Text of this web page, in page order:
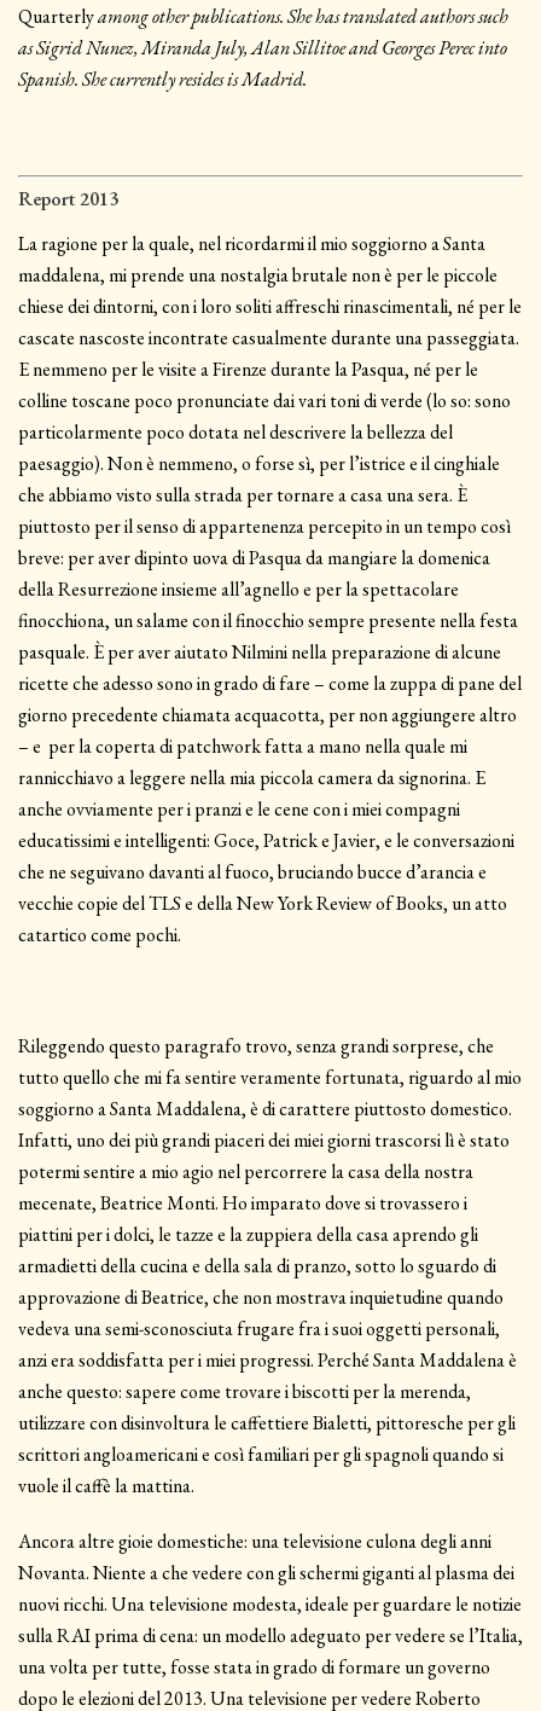
Quarterlyamong other publications. She has translated authors such
as Sigrid Nunez, Miranda July, Alan Sillitoe and Georges Perec into
Spanish. She currently resides is Madrid.
Report 2013
La ragione per la quale, nel ricordarmi il mio soggiorno a Santa
maddalena, mi prende una nostalgia brutale non è per le piccole
chiese dei dintorni, con i loro soliti affreschi rinascimentali, né per le
cascate nascoste incontrate casualmente durante una passeggiata.
E nemmeno per le visite a Firenze durante la Pasqua, né per le
colline toscane poco pronunciate dai vari toni di verde (lo so: sono
particolarmente poco dotata nel descrivere la bellezza del
paesaggio). Non è nemmeno, o forse sì, per l’istrice e il cinghiale
che abbiamo visto sulla strada per tornare a casa una sera. È
piuttosto per il senso di appartenenza percepito in un tempo così
breve: per aver dipinto uova di Pasqua da mangiare la domenica
della Resurrezione insieme all’agnello e per la spettacolare
finocchiona, un salame con il finocchio sempre presente nella festa
pasquale. È per aver aiutato Nilmini nella preparazione di alcune
ricette che adesso sono in grado di fare – come la zuppa di pane del
giorno precedente chiamata acquacotta, per non aggiungere altro
– e per la coperta di patchwork fatta a mano nella quale mi
rannicchiavo a leggere nella mia piccola camera da signorina. E
anche ovviamente per i pranzi e le cene con i miei compagni
educatissimi e intelligenti: Goce, Patrick e Javier, e le conversazioni
che ne seguivano davanti al fuoco, bruciando bucce d’arancia e
vecchie copie del TLS e della New York Review of Books, un atto
catartico come pochi.
Rileggendo questo paragrafo trovo, senza grandi sorprese, che
tutto quello che mi fa sentire veramente fortunata, riguardo al mio
soggiorno a Santa Maddalena, è di carattere piuttosto domestico.
Infatti, uno dei più grandi piaceri dei miei giorni trascorsi lì è stato
potermi sentire a mio agio nel percorrere la casa della nostra
mecenate, Beatrice Monti. Ho imparato dove si trovassero i
piattini per i dolci, le tazze e la zuppiera della casa aprendo gli
armadietti della cucina e della sala di pranzo, sotto lo sguardo di
approvazione di Beatrice, che non mostrava inquietudine quando
vedeva una semi-sconosciuta frugare fra i suoi oggetti personali,
anzi era soddisfatta per i miei progressi. Perché Santa Maddalena è
anche questo: sapere come trovare i biscotti per la merenda,
utilizzare con disinvoltura le caffettiere Bialetti, pittoresche per gli
scrittori angloamericani e così familiari per gli spagnoli quando si
vuole il caffè la mattina.
Ancora altre gioie domestiche: una televisione culona degli anni
Novanta. Niente a che vedere con gli schermi giganti al plasma dei
nuovi ricchi. Una televisione modesta, ideale per guardare le notizie
sulla RAI prima di cena: un modello adeguato per vedere se l’Italia,
una volta per tutte, fosse stata in grado di formare un governo
dopo le elezioni del 2013. Una televisione per vedere Roberto